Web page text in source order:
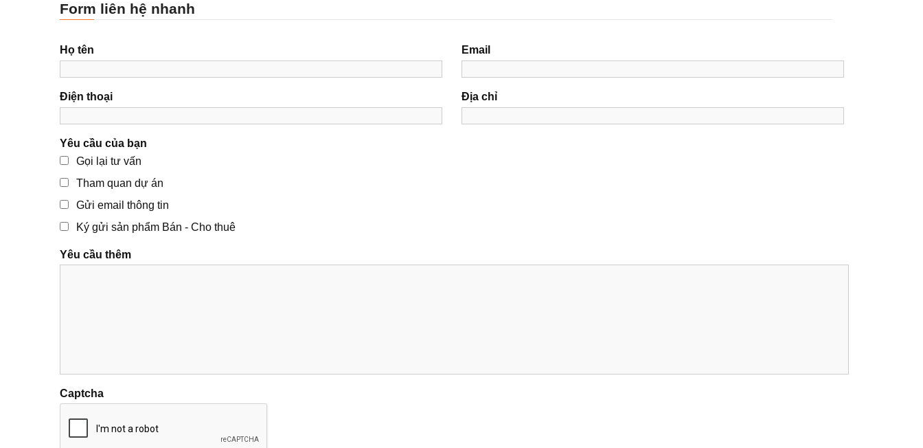
Form liên hệ nhanh
Họ tên Email
Điện thoại Địa chỉ
Yêu cầu của bạn
Gọi lại tư vấn
Tham quan dự án
Gửi email thông tin
Ký gửi sản phẩm Bán - Cho thuê
Yêu cầu thêm
Captcha